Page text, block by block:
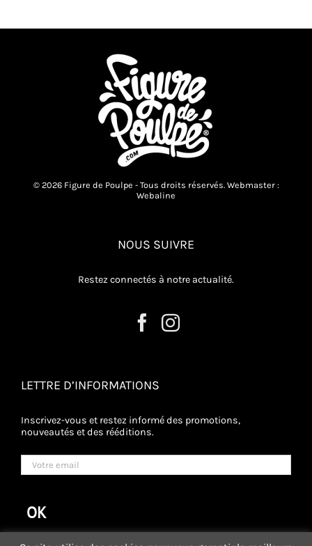
© 2026 Figure de Poulpe - Tous droits réservés. Webmaster :
Webaline
NOUS SUIVRE
Restez connectés à notre actualité.
LETTRE D’INFORMATIONS
Inscrivez-vous et restez informé des promotions,
nouveautés et des rééditions.